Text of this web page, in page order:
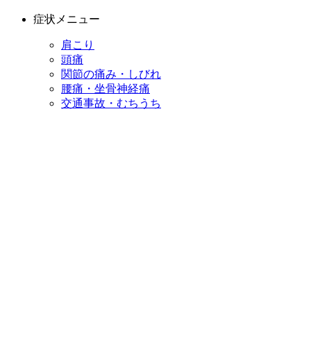
症状メニュー
肩こり
頭痛
関節の痛み・しびれ
腰痛・坐骨神経痛
交通事故・むちうち